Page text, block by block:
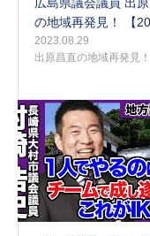
の地域再発見！ 【
2023.08.29
出原昌直の地域再発見！